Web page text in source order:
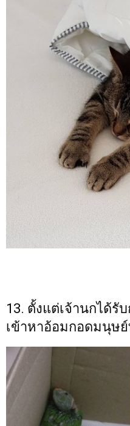
13. ตั้งแต่เจ้านกได้รั
เข้าหาอ้อมกอดมนุษ